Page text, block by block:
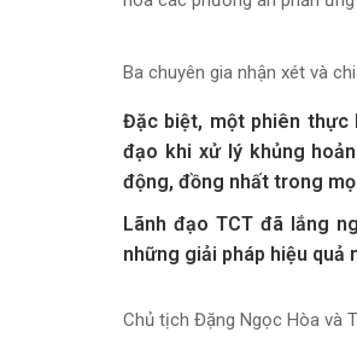
Ba chuyên gia nhận xét và
Đặc biệt, một phiên thực
đạo khi xử lý khủng
động, đồng nhất trong
Lãnh đạo TCT đã lắng
những giải pháp hiệu quả
Chủ tịch Đặng Ngọc Hòa và